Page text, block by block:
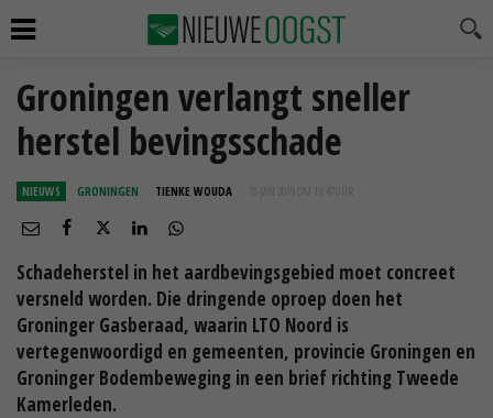
Groningen verlangt sneller
herstel bevingsschade
NIEUWS GRONINGEN TIENKE WOUDA 15 JAN 2019 OM 13:47
Schadeherstel in het aardbevingsgebied moet concreet
versneld worden. Die dringende oproep doen het
Groninger Gasberaad, waarin LTO Noord is
vertegenwoordigd en gemeenten, provincie Groningen en
Groninger Bodembeweging in een brief richting Tweede
Kamerleden.